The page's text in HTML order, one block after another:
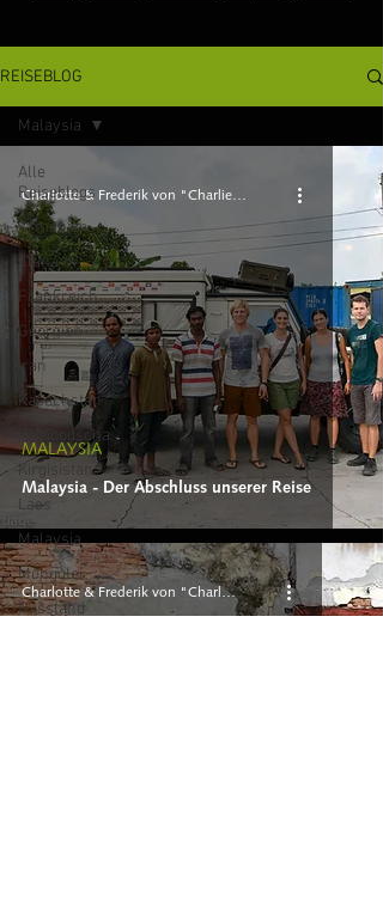
REISEBLOG
Alle
Reiseblogs
Armenien
China
Frankreich
Georgien
Iran
Kasachstan
Kambodscha
Kirgisistan
Laos
Malaysia
Mongolei
Russland
Malaysia
Malaysia - Der Abschluss unserer Reise
MALAYSIA
Charlotte & Frederik von "Charlie 'n Rik"
Charlotte & Frederik von "Charlie 'n Rik"